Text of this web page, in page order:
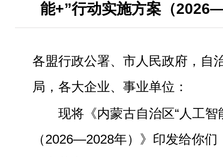
能+”行动实施方案（
各盟行政公署、市人民政府，自
局，各大企业、事业单位：
现将《内蒙古自治区“人工智
（2026—2028年）》印发给你